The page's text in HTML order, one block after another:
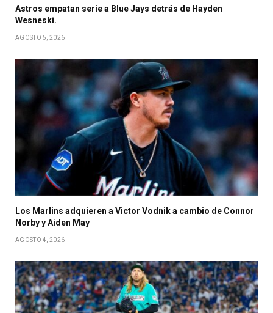
Astros empatan serie a Blue Jays detrás de Hayden
Wesneski.
AGOSTO 5, 2026
Los Marlins adquieren a Victor Vodnik a cambio de Connor
Norby y Aiden May
AGOSTO 4, 2026